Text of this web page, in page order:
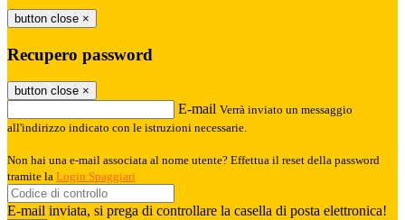
button close ×
Recupero password
button close ×
E-mail Verrà inviato un messaggio
all'indirizzo indicato con le istruzioni necessarie.
Non hai una e-mail associata al nome utente? Effettua il reset della password
tramite la Login Spaggiari
E-mail inviata, si prega di controllare la casella di posta elettronica!